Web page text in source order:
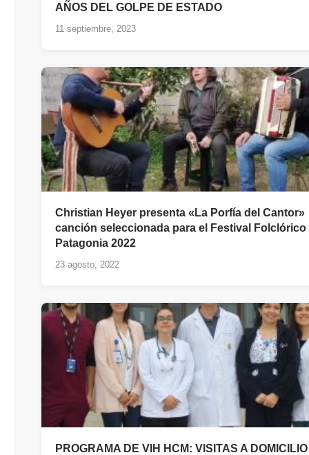
AÑOS DEL GOLPE DE ESTADO
11 septiembre, 2023
Christian Heyer presenta «La Porfía del Cantor»
canción seleccionada para el Festival Folclórico
Patagonia 2022
23 agosto, 2022
PROGRAMA DE VIH HCM: VISITAS A